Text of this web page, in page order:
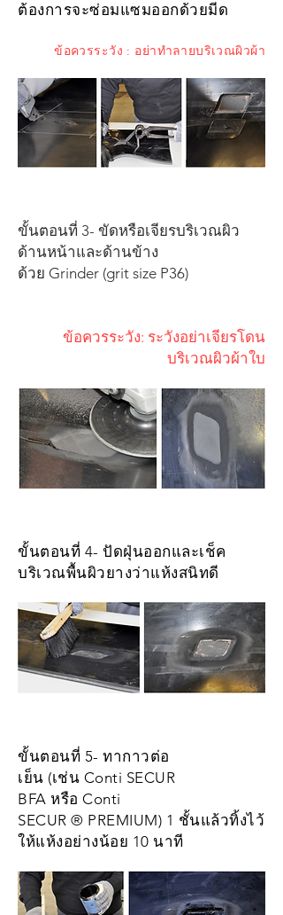
ต้องการจะซ่อมแซมออกด้วยมีด
ข้อควรระวัง : อย่าทำลายบริเวณผิวผ้า
ขั้นตอนที่ 3- ขัดหรือเจียรบริเวณผิว
ด้านหน้าและด้านข้าง
ด้วย Grinder (grit size P36)​
ข้อควรระวัง: ระวังอย่าเจียรโดน
บริเวณผิวผ้าใบ
ขั้นตอนที่ 4- ปัดฝุ่นออกและเช็ค
บริเวณพื้นผิวยางว่าแห้งสนิทดี
ขั้นตอนที่ 5- ทากาวต่อ
เย็น (เช่น Conti SECUR
BFA หรือ Conti
SECUR ® PREMIUM) 1 ชั้นแล้วทิ้งไว้
ให้แห้งอย่างน้อย 10 นาที